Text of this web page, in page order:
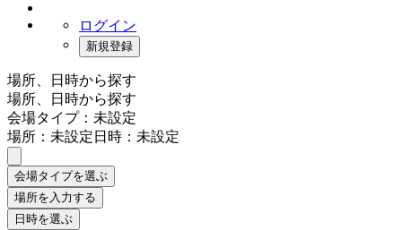
ログイン
新規登録
場所、日時から探す
場所、日時から探す
会場タイプ：未設定
場所：未設定日時：未設定
会場タイプを選ぶ
場所を入力する
日時を選ぶ